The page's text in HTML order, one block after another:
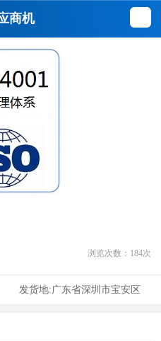
商机
浏览次数： 184次
发货地:广东省深圳市宝安区